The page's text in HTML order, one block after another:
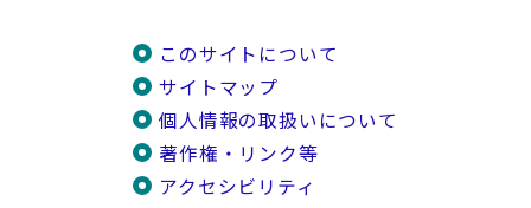
このサイトについて
サイトマップ
個人情報の取扱いについて
著作権・リンク等
アクセシビリティ